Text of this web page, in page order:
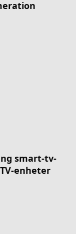
smart-tv-
enheter